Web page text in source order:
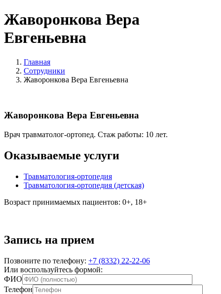
Жаворонкова Вера
Евгеньевна
Главная
Сотрудники
Жаворонкова Вера Евгеньевна
Жаворонкова Вера Евгеньевна
Врач травматолог-ортопед. Стаж работы: 10 лет.
Оказываемые услуги
Травматология-ортопедия
Травматология-ортопедия (детская)
Возраст принимаемых пациентов: 0+, 18+
Запись на прием
Позвоните по телефону: +7 (8332) 22-22-06
Или воспользуйтесь формой:
ФИО
Телефон